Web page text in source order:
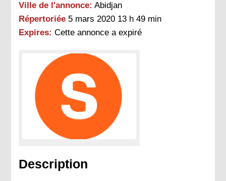
Ville de l'annonce: Abidjan
Répertoriée 5 mars 2020 13 h 49 min
Expires: Cette annonce a expiré
Description